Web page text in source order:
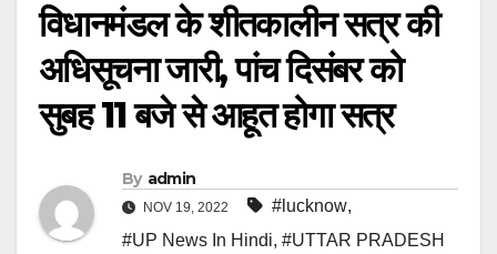
विधानमंडल के शीतकालीन सत्र की
अधिसूचना जारी, पांच दिसंबर को
सुबह 11 बजे से आहूत होगा सत्र
By admin
NOV 19, 2022 #lucknow,
#UP News In Hindi, #UTTAR PRADESH